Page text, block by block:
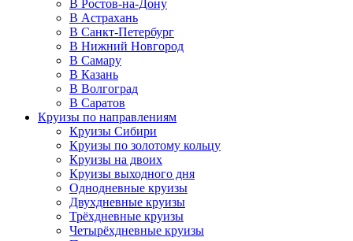
В Ростов-на-Дону
В Астрахань
В Санкт-Петербург
В Нижний Новгород
В Самару
В Казань
В Волгоград
В Саратов
Круизы по направлениям
Круизы Сибири
Круизы по золотому кольцу
Круизы на двоих
Круизы выходного дня
Однодневные круизы
Двухдневные круизы
Трёхдневные круизы
Четырёхдневные круизы